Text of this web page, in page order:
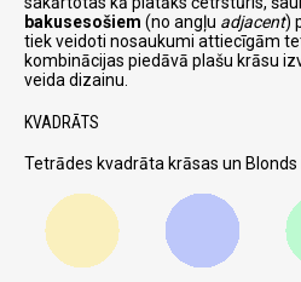
bakusesošiem (no angļu adjacent)
tiek veidoti nosaukumi attiecīgām
kombinācijas piedāvā plašu krāsu
veida dizainu.
KVADRĀTS
Tetrādes kvadrāta krāsas un Blonds